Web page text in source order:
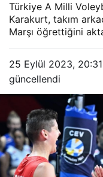
Türkiye A Milli
Karakurt, takım
Marşı öğrettiğini
25 Eylül 2023, 20:31
güncellendi